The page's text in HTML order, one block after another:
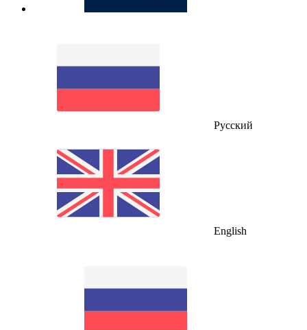
Русский
English